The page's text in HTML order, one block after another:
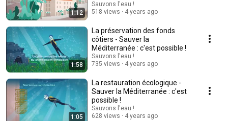
animales et végétales. Pourtant, l’urbanisation du littoral, les activités
humaines, les rejets polluants et la concentration touristique qui
représente 31% du tourisme mondial ont fragilisé la Méditerranée. Mais,
depuis une trentaine d’années, des solutions sont déployées pour
reconquérir la qualité des eaux et des milieux marins. En savoir plus :
https://bng.link/mediterranee
1:12
Sauvons l'eau !
518 views
4 years ago
1:58
La préservation des fonds
côtiers - Sauver la
Méditerranée : c'est possible !
Sauvons l'eau !
735 views
4 years ago
1:05
La restauration écologique -
Sauver la Méditerranée : c'est
possible !
Sauvons l'eau !
628 views
4 years ago